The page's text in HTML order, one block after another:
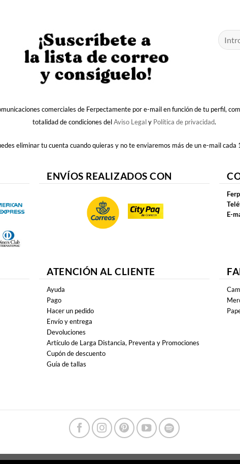
comerciales de Ferpectamente por e-mail en función de tu perfil,
totalidad de condiciones delAviso Legaly Política de privacidad.
eliminar tu cuenta cuando quieras y no te enviaremos más de un e-mail cada
ENVÍOS REALIZADOS CON
E-
ATENCIÓN AL CLIENTE
Ayuda
Pago
Hacer un pedido
Envío y entrega
Devoluciones
Artículo de Larga Distancia, Preventa y Promociones
Cupón de descuento
Guía de tallas